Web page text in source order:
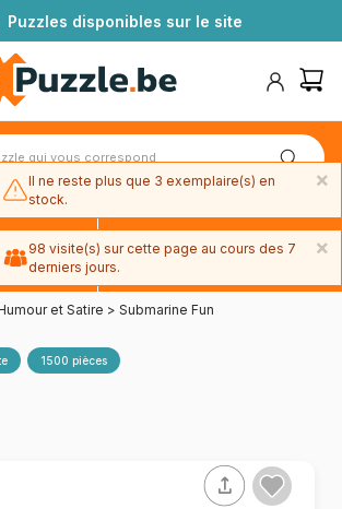
Puzzles disponibles sur le site
dès 39€*
Relay
Paiement en 4x sans frais
avec Paypal
et Satire > Submarine Fun
1500 pièces
×
Il ne reste plus que 3 exemplaire(s) en
stock.
×
98 visite(s) sur cette page au cours des 7
derniers jours.